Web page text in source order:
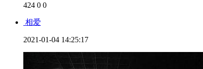
424 0 0
相爱
2021-01-04 14:25:17